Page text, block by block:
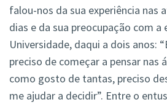
falou-nos da sua experiência nas
dias e da sua preocupação com a
Universidade, daqui a dois anos:
preciso de começar a pensar nas
como gosto de tantas, preciso
me ajudar a decidir”. Entre o